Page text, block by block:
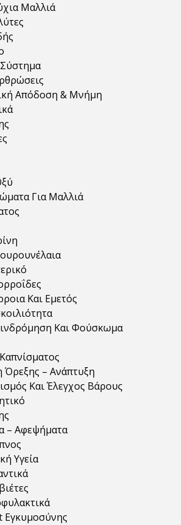
Μαλλιά
Απόδοση & Μνήμη
Για Μαλλιά
Και Εμετός
Και Φούσκωμα
Όρεξης – Ανάπτυξη
Και Έλεγχος Βάρους
– Αφεψήματα
Υγεία
Εγκυμοσύνης